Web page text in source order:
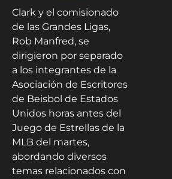
Clark y el comisionado
de las Grandes Ligas,
Rob Manfred, se
dirigieron por separado
a los integrantes de la
Asociación de Escritores
de Beisbol de Estados
Unidos horas antes del
Juego de Estrellas de la
MLB del martes,
abordando diversos
temas relacionados con